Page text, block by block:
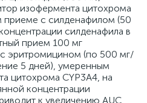
изофермента цитохрома
приеме с силденафилом (50
силденафила в
прием 100 мг
эритромицином (по 500 мг/
5 дней), умеренным
цитохрома CYP3A4, на
концентрации
к увеличению AUC